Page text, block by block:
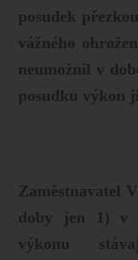
posudek
vážného
neumožnil v
posudku výkon
Zaměstnavatel
doby jen 1) v
výkonu